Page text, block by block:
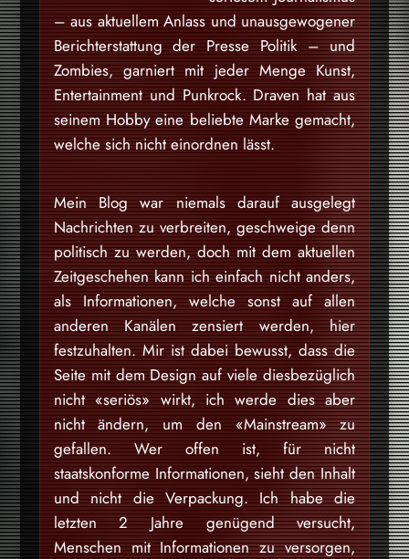
– aus aktuellem Anlass und unausgewogener
Berichterstattung der Presse Politik – und
Zombies, garniert mit jeder Menge Kunst,
Entertainment und Punkrock. Draven hat aus
seinem Hobby eine beliebte Marke gemacht,
welche sich nicht einordnen lässt.
Mein Blog war niemals darauf ausgelegt
Nachrichten zu verbreiten, geschweige denn
politisch zu werden, doch mit dem aktuellen
Zeitgeschehen kann ich einfach nicht anders,
als Informationen, welche sonst auf allen
anderen Kanälen zensiert werden, hier
festzuhalten. Mir ist dabei bewusst, dass die
Seite mit dem Design auf viele diesbezüglich
nicht «seriös» wirkt, ich werde dies aber
nicht ändern, um den «Mainstream» zu
gefallen. Wer offen ist, für nicht
staatskonforme Informationen, sieht den Inhalt
und nicht die Verpackung. Ich habe die
letzten 2 Jahre genügend versucht,
Menschen mit Informationen zu versorgen,